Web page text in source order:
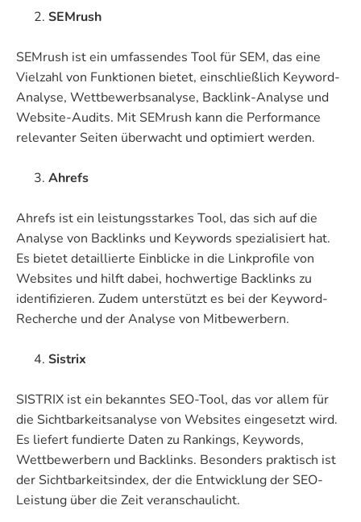
SEMrush
SEMrush ist ein umfassendes Tool für SEM, das eine
Vielzahl von Funktionen bietet, einschließlich Keyword-
Analyse, Wettbewerbsanalyse, Backlink-Analyse und
Website-Audits. Mit SEMrush kann die Performance
relevanter Seiten überwacht und optimiert werden.
Ahrefs
Ahrefs ist ein leistungsstarkes Tool, das sich auf die
Analyse von Backlinks und Keywords spezialisiert hat.
Es bietet detaillierte Einblicke in die Linkprofile von
Websites und hilft dabei, hochwertige Backlinks zu
identifizieren. Zudem unterstützt es bei der Keyword-
Recherche und der Analyse von Mitbewerbern.
Sistrix
SISTRIX ist ein bekanntes SEO-Tool, das vor allem für
die Sichtbarkeitsanalyse von Websites eingesetzt wird.
Es liefert fundierte Daten zu Rankings, Keywords,
Wettbewerbern und Backlinks. Besonders praktisch ist
der Sichtbarkeitsindex, der die Entwicklung der SEO-
Leistung über die Zeit veranschaulicht.